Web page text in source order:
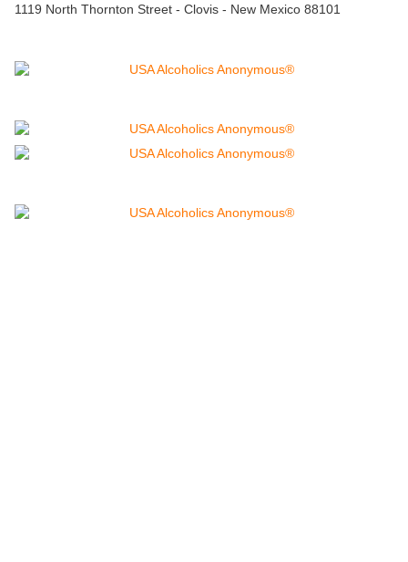
1119 North Thornton Street - Clovis - New Mexico 88101